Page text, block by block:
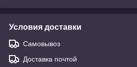
Условия доставки
Самовывоз
Доставка почтой